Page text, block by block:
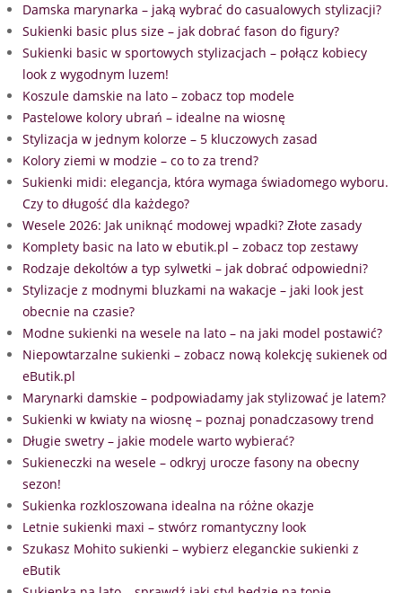
Damska marynarka – jaką wybrać do casualowych stylizacji?
Sukienki basic plus size – jak dobrać fason do figury?
Sukienki basic w sportowych stylizacjach – połącz kobiecy
look z wygodnym luzem!
Koszule damskie na lato – zobacz top modele
Pastelowe kolory ubrań – idealne na wiosnę
Stylizacja w jednym kolorze – 5 kluczowych zasad
Kolory ziemi w modzie – co to za trend?
Sukienki midi: elegancja, która wymaga świadomego wyboru.
Czy to długość dla każdego?
Wesele 2026: Jak uniknąć modowej wpadki? Złote zasady
Komplety basic na lato w ebutik.pl – zobacz top zestawy
Rodzaje dekoltów a typ sylwetki – jak dobrać odpowiedni?
Stylizacje z modnymi bluzkami na wakacje – jaki look jest
obecnie na czasie?
Modne sukienki na wesele na lato – na jaki model postawić?
Niepowtarzalne sukienki – zobacz nową kolekcję sukienek od
eButik.pl
Marynarki damskie – podpowiadamy jak stylizować je latem?
Sukienki w kwiaty na wiosnę – poznaj ponadczasowy trend
Długie swetry – jakie modele warto wybierać?
Sukieneczki na wesele – odkryj urocze fasony na obecny
sezon!
Sukienka rozkloszowana idealna na różne okazje
Letnie sukienki maxi – stwórz romantyczny look
Szukasz Mohito sukienki – wybierz eleganckie sukienki z
eButik